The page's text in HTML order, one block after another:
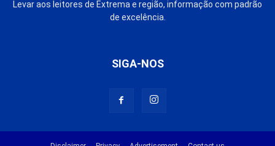
Levar aos leitores de Extrema e região, informação com padrão
de excelência.
SIGA-NOS